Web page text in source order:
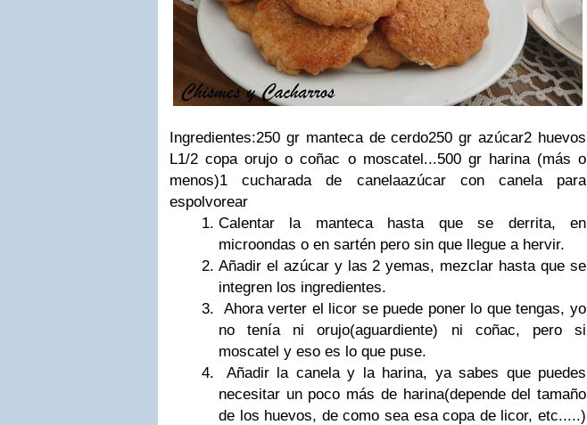
Ingredientes:250 gr manteca de cerdo250 gr azúcar2 huevos
L1/2 copa orujo o coñac o moscatel...500 gr harina (más o
menos)1 cucharada de canelaazúcar con canela para
espolvorear
Calentar la manteca hasta que se derrita, en
microondas o en sartén pero sin que llegue a hervir.
Añadir el azúcar y las 2 yemas, mezclar hasta que se
integren los ingredientes.
Ahora verter el licor se puede poner lo que tengas, yo
no tenía ni orujo(aguardiente) ni coñac, pero si
moscatel y eso es lo que puse.
Añadir la canela y la harina, ya sabes que puedes
necesitar un poco más de harina(depende del tamaño
de los huevos, de como sea esa copa de licor, etc.....)